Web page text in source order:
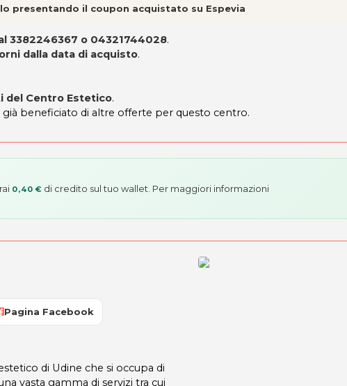
presentando il coupon acquistato su Espevia
3382246367 o 04321744028.
dalla data di acquisto.
del Centro Estetico.
beneficiato di altre offerte per questo centro.
0,40 € di credito sul tuo wallet. Per maggiori informazioni
Pagina Facebook
di Udine che si occupa di
vasta gamma di servizi tra cui